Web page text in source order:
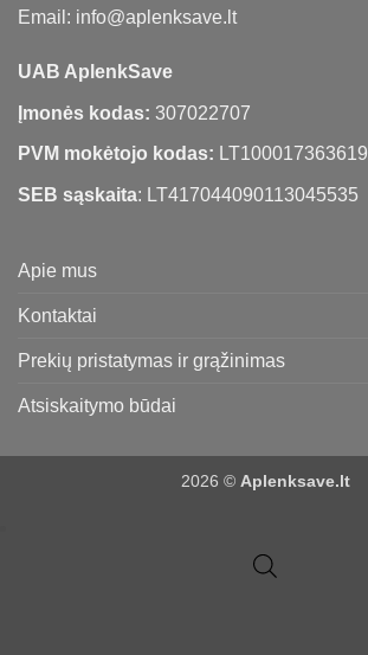
Email: info@aplenksave.lt
UAB AplenkSave
Įmonės kodas: 307022707
PVM mokėtojo kodas: LT100017363619
SEB sąskaita: LT417044090113045535
Apie mus
Kontaktai
Prekių pristatymas ir grąžinimas
Atsiskaitymo būdai
2026 © Aplenksave.lt